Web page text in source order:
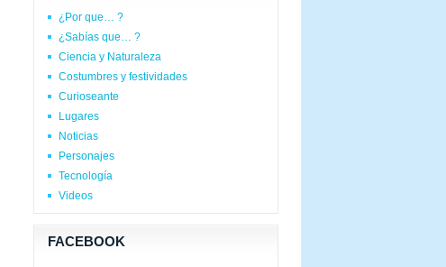
¿Por que… ?
¿Sabías que… ?
Ciencia y Naturaleza
Costumbres y festividades
Curioseante
Lugares
Noticias
Personajes
Tecnología
Videos
FACEBOOK